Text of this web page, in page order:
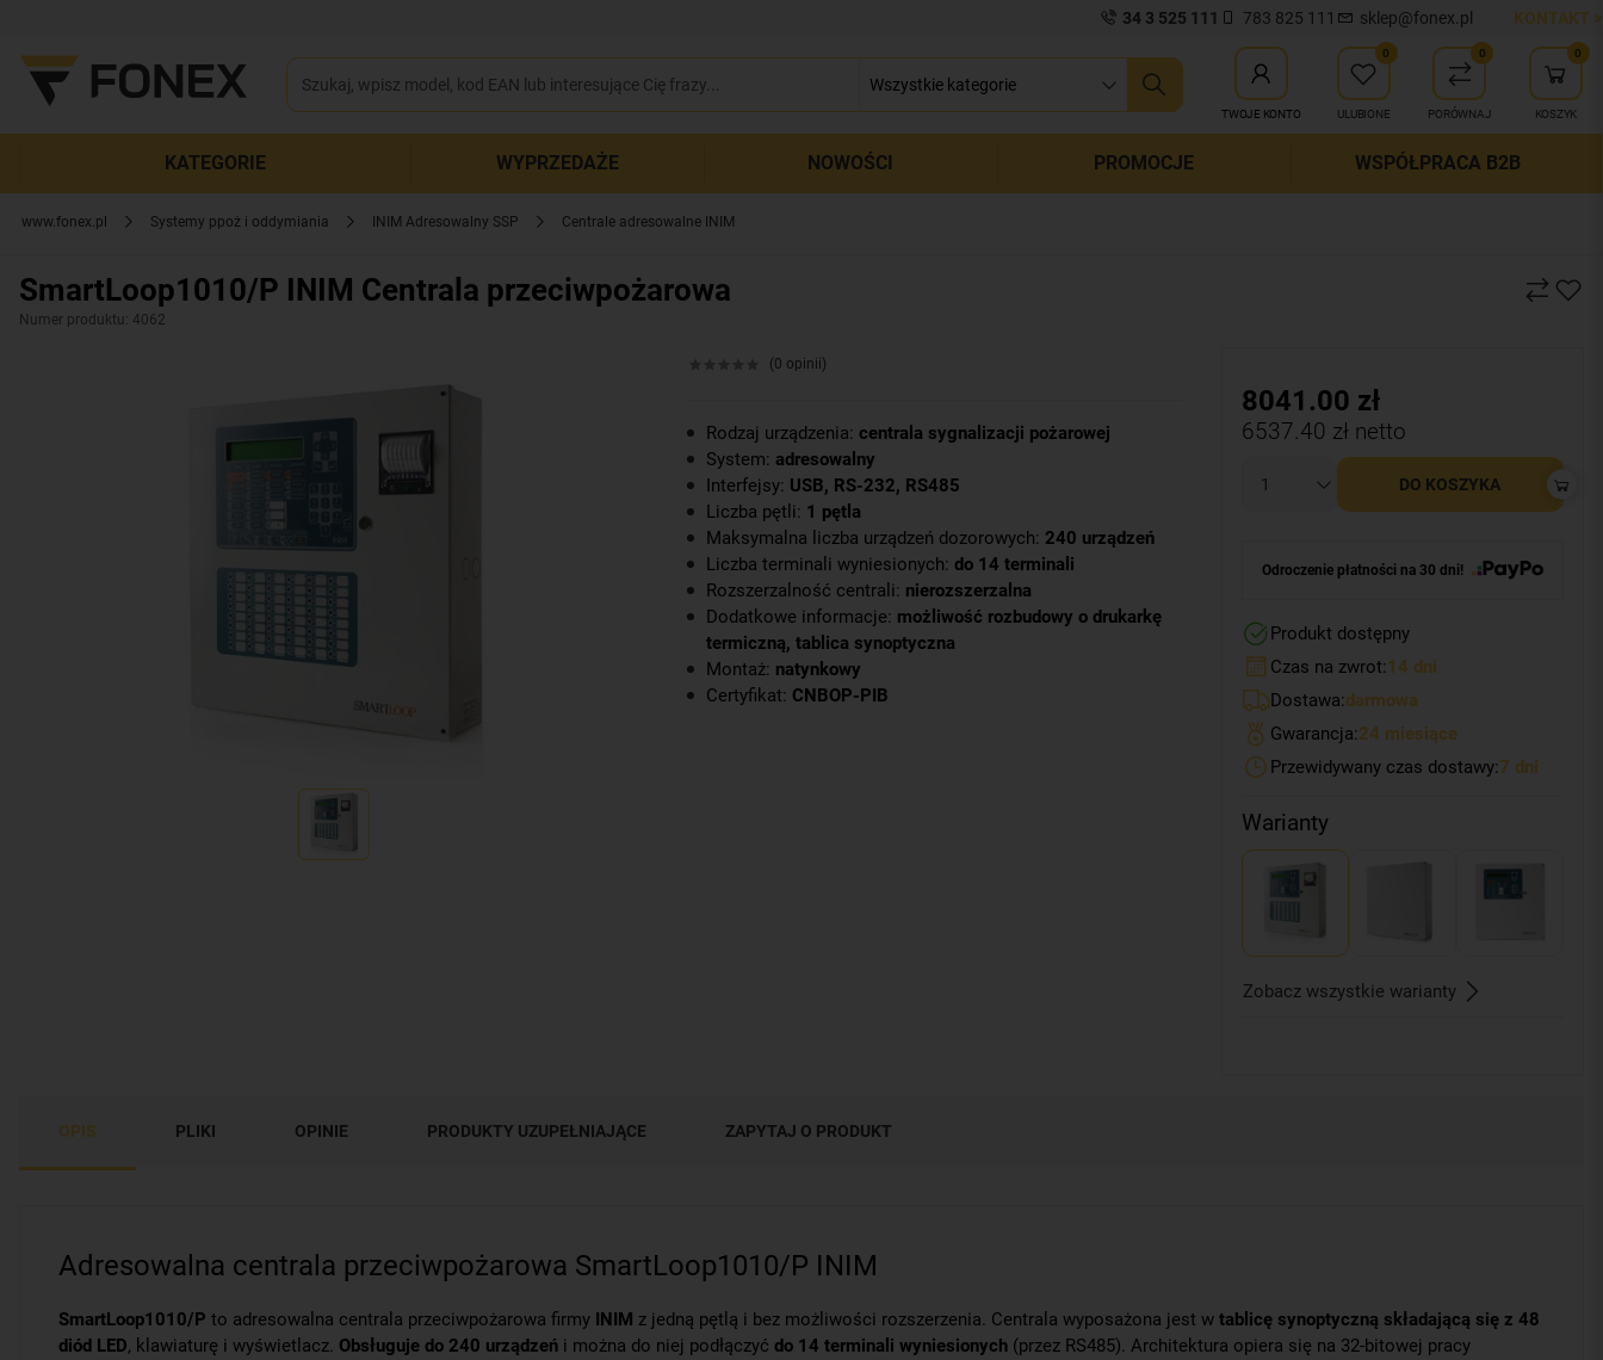
34 3 525 111 783 825 111 sklep@fonex.pl KONTAKT >
zamknij wyszukiwanie
TWOJE KONTO
0
ULUBIONE
0
PORÓWNAJ
0
KOSZYK
KATEGORIE WYPRZEDAŻE NOWOŚCI PROMOCJE WSPÓŁPRACA B2B
www.fonex.pl Systemy ppoż i oddymiania INIM Adresowalny SSP Centrale adresowalne INIM
SmartLoop1010/P INIM Centrala przeciwpożarowa
Numer produktu: 4062
(0 opinii)
Rodzaj urządzenia: centrala sygnalizacji pożarowej
System: adresowalny
Interfejsy: USB, RS-232, RS485
Liczba pętli: 1 pętla
Maksymalna liczba urządzeń dozorowych: 240 urządzeń
Liczba terminali wyniesionych: do 14 terminali
Rozszerzalność centrali: nierozszerzalna
Dodatkowe informacje: możliwość rozbudowy o drukarkę
termiczną, tablica synoptyczna
Montaż: natynkowy
Certyfikat: CNBOP-PIB
8041.00 zł
6537.40 zł netto
DO KOSZYKA
Odroczenie płatności na 30 dni!
Produkt dostępny
Czas na zwrot:14 dni
Dostawa:darmowa
Gwarancja:24 miesiące
Przewidywany czas dostawy:7 dni
Warianty
Zobacz wszystkie warianty
OPIS PLIKI OPINIE PRODUKTY UZUPEŁNIAJĄCE ZAPYTAJ O PRODUKT
Adresowalna centrala przeciwpożarowa SmartLoop1010/P INIM
SmartLoop1010/P to adresowalna centrala przeciwpożarowa firmy INIM z jedną pętlą i bez możliwości rozszerzenia. Centrala wyposażona jest w tablicę synoptyczną składającą się z 48
diód LED, klawiaturę i wyświetlacz. Obsługuje do 240 urządzeń i można do niej podłączyć do 14 terminali wyniesionych (przez RS485). Architektura opiera się na 32-bitowej pracy